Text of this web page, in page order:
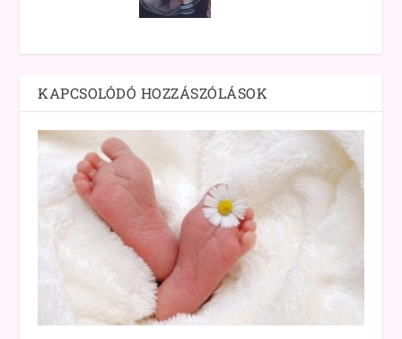
KAPCSOLÓDÓ HOZZÁSZÓLÁSOK